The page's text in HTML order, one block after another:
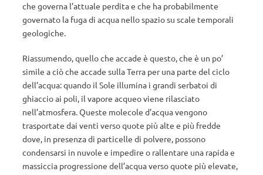
che governa l’attuale perdita e che ha probabilmente
governato la fuga di acqua nello spazio su scale temporali
geologiche.
Riassumendo, quello che accade è questo, che è un po’
simile a ciò che accade sulla Terra per una parte del ciclo
dell’acqua: quando il Sole illumina i grandi serbatoi di
ghiaccio ai poli, il vapore acqueo viene rilasciato
nell’atmosfera. Queste molecole d’acqua vengono
trasportate dai venti verso quote più alte e più fredde
dove, in presenza di particelle di polvere, possono
condensarsi in nuvole e impedire o rallentare una rapida e
massiccia progressione dell’acqua verso quote più elevate,